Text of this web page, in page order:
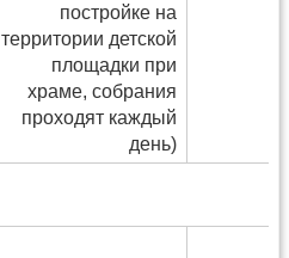
постройке на
территории детской
площадки при
храме, собрания
проходят каждый
день)